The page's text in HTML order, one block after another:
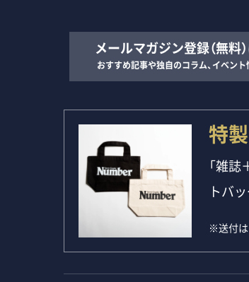
メールマガジン登録（無料
おすすめ記事や独自のコラム、イベン
特
「雑
トバ
※送付は